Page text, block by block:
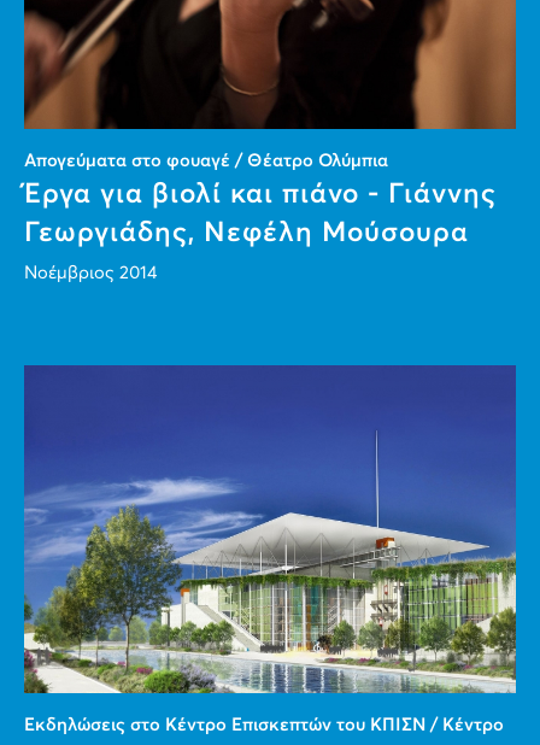
Απογεύματα στο φουαγέ / Θέατρο Ολύμπια
Έργα για βιολί και πιάνο - Γιάννης
Γεωργιάδης, Νεφέλη Μούσουρα
Νοέμβριος 2014
Εκδηλώσεις στο Κέντρο Επισκεπτών του ΚΠΙΣΝ / Κέντρο